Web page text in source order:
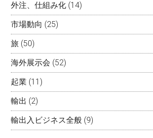
外注、仕組み化 (14)
市場動向 (25)
旅 (50)
海外展示会 (52)
起業 (11)
輸出 (2)
輸出入ビジネス全般 (9)